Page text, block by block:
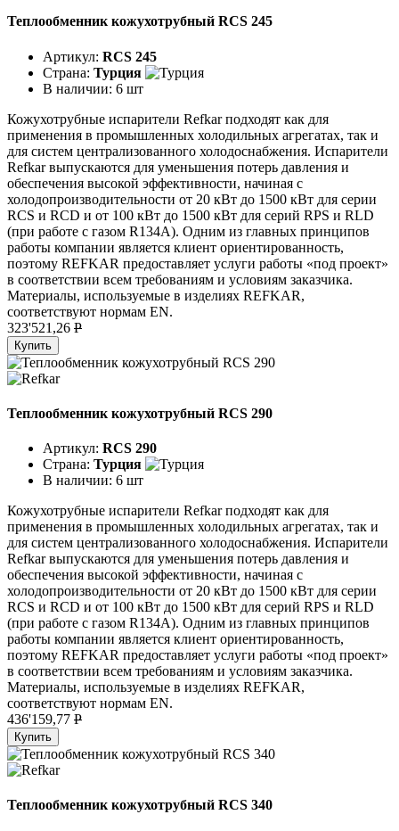
Теплообменник кожухотрубный RCS 245
Артикул: RCS 245
Страна: Турция
В наличии: 6 шт
Кожухотрубные испарители Refkar подходят как для
применения в промышленных холодильных агрегатах, так и
для систем централизованного холодоснабжения. Испарители
Refkar выпускаются для уменьшения потерь давления и
обеспечения высокой эффективности, начиная с
холодопроизводительности от 20 кВт до 1500 кВт для серии
RCS и RCD и от 100 кВт до 1500 кВт для серий RPS и RLD
(при работе с газом R134A). Одним из главных принципов
работы компании является клиент ориентированность,
поэтому REFKAR предоставляет услуги работы «под проект»
в соответствии всем требованиям и условиям заказчика.
Материалы, используемые в изделиях REFKAR,
соответствуют нормам EN.
323'521,26 P
Купить
Теплообменник кожухотрубный RCS 290
Артикул: RCS 290
Страна: Турция
В наличии: 6 шт
Кожухотрубные испарители Refkar подходят как для
применения в промышленных холодильных агрегатах, так и
для систем централизованного холодоснабжения. Испарители
Refkar выпускаются для уменьшения потерь давления и
обеспечения высокой эффективности, начиная с
холодопроизводительности от 20 кВт до 1500 кВт для серии
RCS и RCD и от 100 кВт до 1500 кВт для серий RPS и RLD
(при работе с газом R134A). Одним из главных принципов
работы компании является клиент ориентированность,
поэтому REFKAR предоставляет услуги работы «под проект»
в соответствии всем требованиям и условиям заказчика.
Материалы, используемые в изделиях REFKAR,
соответствуют нормам EN.
436'159,77 P
Купить
Теплообменник кожухотрубный RCS 340